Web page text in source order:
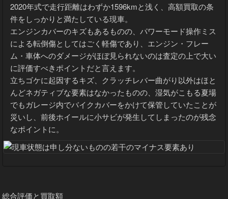
2020年式で走行距離はわずか1596kmと浅く、高額買取の条
件をしっかりと満たしている現車。
エンジンカバーのキズもあるものの、パワーモード操作ミス
による転倒傷としてはごく軽傷であり、エンジン・フレー
ム・車体へのダメージがほぼ見られないのは査定の上で大い
に評価すべきポイントだと言えます。
立ちゴケに起因するキズ、クラッチレバー曲がり以外はほと
んどネガティブな要素はなかったものの、湿気がこもる夏場
でもガレージ内でバイクカバーをかけて保管していたことが
災いし、前後ホイールに小サビが発生してしまったのが残念
なポイントに。
総合評価と買取額